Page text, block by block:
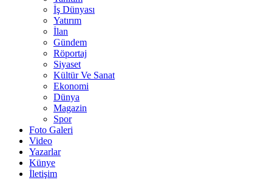
İş Dünyası
Yatırım
İlan
Gündem
Röportaj
Siyaset
Kültür Ve Sanat
Ekonomi
Dünya
Magazin
Spor
Foto Galeri
Video
Yazarlar
Künye
İletişim